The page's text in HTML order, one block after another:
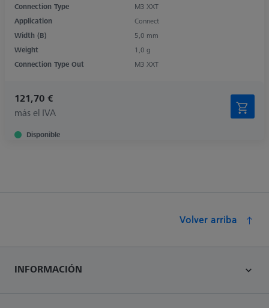
Connection Type
M3 XXT
Application
Connect
Width (B)
5,0 mm
Weight
1,0 g
Connection Type Out
M3 XXT
121,70 €
más el IVA
Disponible
Volver arriba
INFORMACIÓN